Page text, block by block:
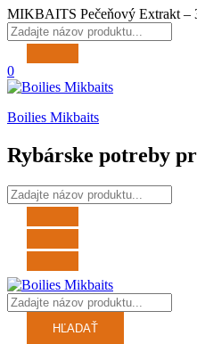
MIKBAITS Pečeňový Extrakt –
0
Boilies Mikbaits
Rybárske potreby
HĽADAŤ